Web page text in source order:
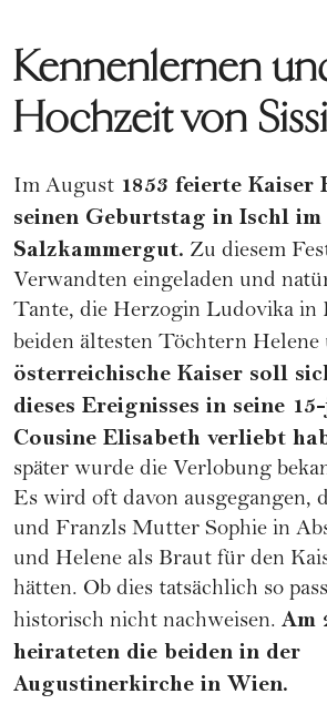
Kennenlernen
Hochzeit von
Im August 1853 feierte Kaiser
seinen Geburtstag in Ischl im
Salzkammergut. Zu diesem
Verwandten eingeladen und
Tante, die Herzogin Ludovika in
beiden ältesten Töchtern
österreichische Kaiser soll
dieses Ereignisses in seine
Cousine Elisabeth verliebt
später wurde die Verlobung
Es wird oft davon ausgegangen,
und Franzls Mutter Sophie in
und Helene als Braut für den
hätten. Ob dies tatsächlich so
historisch nicht nachweisen. Am
heirateten die beiden in der
Augustinerkirche in Wien.